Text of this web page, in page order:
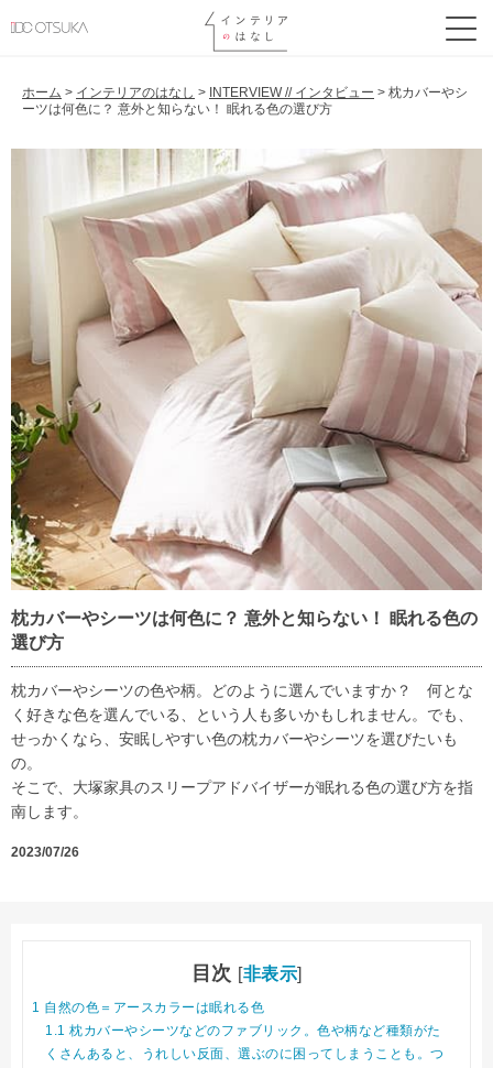
ホーム > インテリアのはなし > INTERVIEW // インタビュー > 枕カバーやシ
ーツは何色に？ 意外と知らない！ 眠れる色の選び方
枕カバーやシーツは何色に？ 意外と知らない！ 眠れる色の
選び方
枕カバーやシーツの色や柄。どのように選んでいますか？ 何とな
く好きな色を選んでいる、という人も多いかもしれません。でも、
せっかくなら、安眠しやすい色の枕カバーやシーツを選びたいも
の。
そこで、大塚家具のスリープアドバイザーが眠れる色の選び方を指
南します。
2023/07/26
目次 [非表示]
1 自然の色＝アースカラーは眠れる色
1.1 枕カバーやシーツなどのファブリック。色や柄など種類がた
くさんあると、うれしい反面、選ぶのに困ってしまうことも。つ